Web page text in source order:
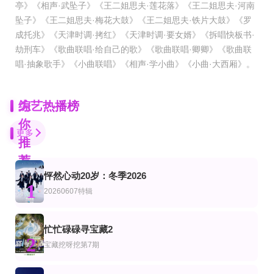
亭》《相声·武坠子》《王二姐思夫·莲花落》《王二姐思夫·河南
坠子》《王二姐思夫·梅花大鼓》《王二姐思夫·铁片大鼓》《罗
成托兆》《天津时调·拷红》《天津时调·要女婿》《拆唱快板书·
劫刑车》《歌曲联唱·给自己的歌》《歌曲联唱·卿卿》《歌曲联
唱·抽象歌手》《小曲联唱》《相声·学小曲》《小曲·大西厢》。
为
你
推
荐
更新至第13集
ZPOT 新丁企划
第8期
短剧X家族
更新至第1集
最终餐桌
第14期
Stand Bi Me
20260801游戏速看
这是我的西游第二季
马嘉祺,丁程鑫,宋亚轩,刘耀文
更新至07集
血之游戏X
李尚敏,洪榛浩,박지민,곽범,서출구,하승진
综艺热播榜
更多
1
怦然心动20岁：冬季2026
20260607特辑
2
忙忙碌碌寻宝藏2
宝藏挖呀挖第7期